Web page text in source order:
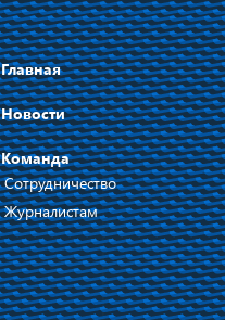
Главная
Новости
Команда
Сотрудничество
Журналистам